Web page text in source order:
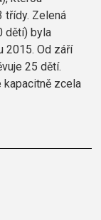
třídy. Zelená
dětí) byla
2015. Od září
25 dětí.
kapacitně zcela